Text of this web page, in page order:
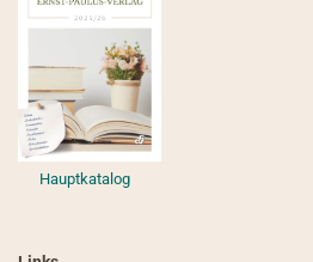
Hauptkatalog